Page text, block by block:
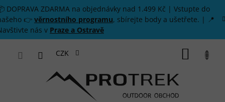
Přejít na obsah
DOPRAVA ZDARMA na objednávky nad 1.499 Kč | Vstupte do
👉 věrnostního programu, sbírejte body a ušetřete. | 📍
nás v Praze a Ostravě
CZK